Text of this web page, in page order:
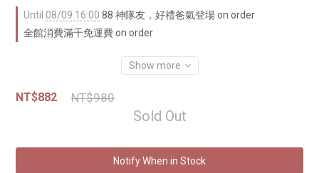
Until 08/09 16:00 88 神隊友，好禮爸氣登場 on order
全館消費滿千免運費 on order
Show more
NT$882 NT$980
Sold Out
Notify When in Stock